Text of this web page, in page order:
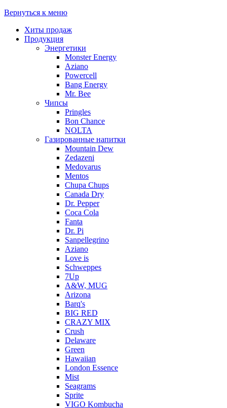
Вернуться к меню
Хиты продаж
Продукция
Энергетики
Monster Energy
Aziano
Powercell
Bang Energy
Mr. Bee
Чипсы
Pringles
Bon Chance
NOLTA
Газированные напитки
Mountain Dew
Zedazeni
Medovarus
Mentos
Chupa Chups
Canada Dry
Dr. Pepper
Coca Cola
Fanta
Dr. Pi
Sanpellegrino
Aziano
Love is
Schweppes
7Up
A&W, MUG
Arizona
Barq's
BIG RED
CRAZY MIX
Crush
Delaware
Green
Hawaiian
London Essence
Mist
Seagrams
Sprite
VIGO Kombucha